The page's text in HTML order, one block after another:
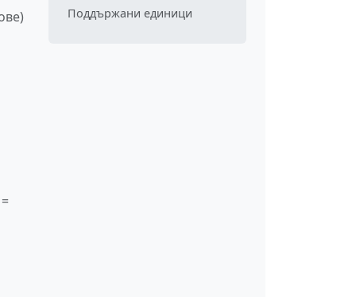
Поддържани единици